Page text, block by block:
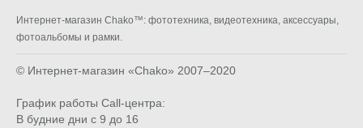
Интернет-магазин Chako™: фототехника, видеотехника, аксессуары,
фотоальбомы и рамки.
© Интернет-магазин «Chako» 2007–2020
График работы Call-центра:
В будние дни с 9 до 16